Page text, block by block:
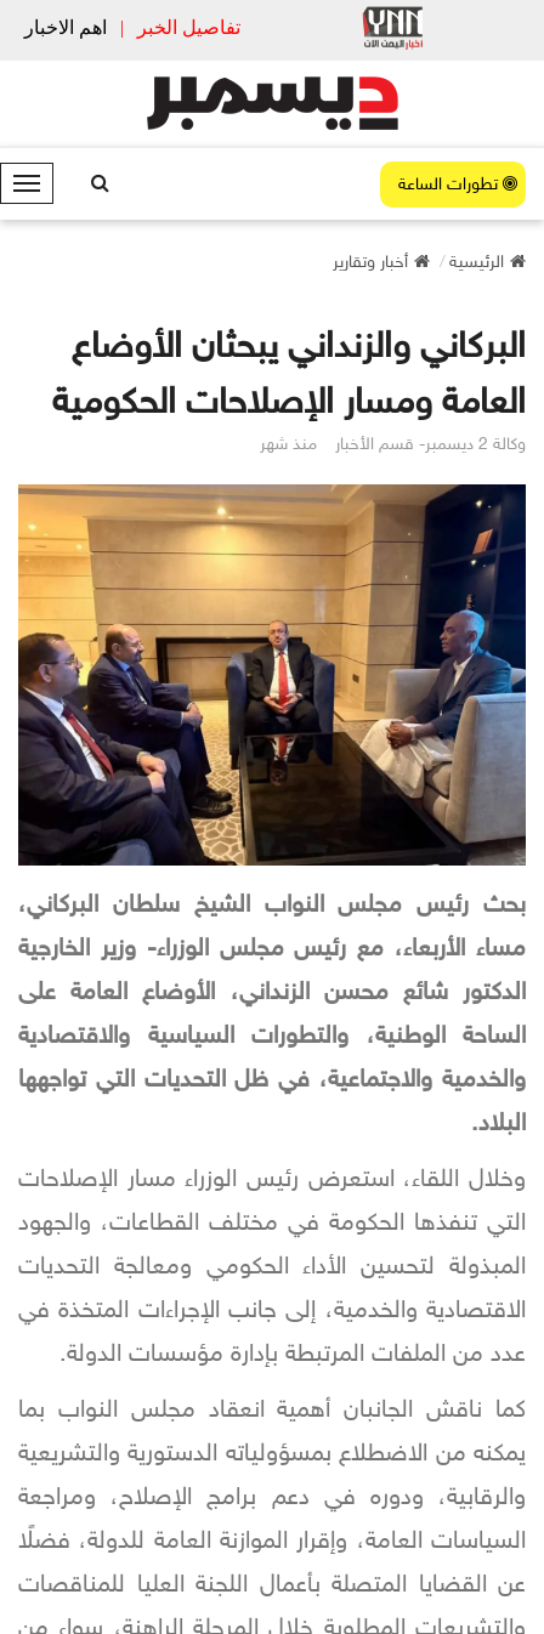
تفاصيل الخبر | اهم الاخبار